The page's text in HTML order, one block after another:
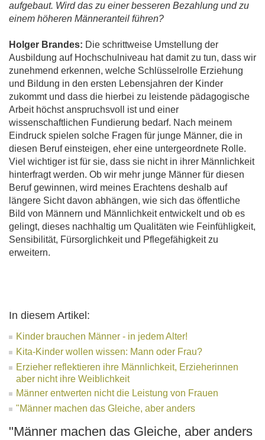
aufgebaut. Wird das zu einer besseren Bezahlung und zu
einem höheren Männeranteil führen?
Holger Brandes: Die schrittweise Umstellung der
Ausbildung auf Hochschulniveau hat damit zu tun, dass wir
zunehmend erkennen, welche Schlüsselrolle Erziehung
und Bildung in den ersten Lebensjahren der Kinder
zukommt und dass die hierbei zu leistende pädagogische
Arbeit höchst anspruchsvoll ist und einer
wissenschaftlichen Fundierung bedarf. Nach meinem
Eindruck spielen solche Fragen für junge Männer, die in
diesen Beruf einsteigen, eher eine untergeordnete Rolle.
Viel wichtiger ist für sie, dass sie nicht in ihrer Männlichkeit
hinterfragt werden. Ob wir mehr junge Männer für diesen
Beruf gewinnen, wird meines Erachtens deshalb auf
längere Sicht davon abhängen, wie sich das öffentliche
Bild von Männern und Männlichkeit entwickelt und ob es
gelingt, dieses nachhaltig um Qualitäten wie Feinfühligkeit,
Sensibilität, Fürsorglichkeit und Pflegefähigkeit zu
erweitern.
In diesem Artikel:
Kinder brauchen Männer - in jedem Alter!
Kita-Kinder wollen wissen: Mann oder Frau?
Erzieher reflektieren ihre Männlichkeit, Erzieherinnen
aber nicht ihre Weiblichkeit
Männer entwerten nicht die Leistung von Frauen
"Männer machen das Gleiche, aber anders
"Männer machen das Gleiche, aber anders